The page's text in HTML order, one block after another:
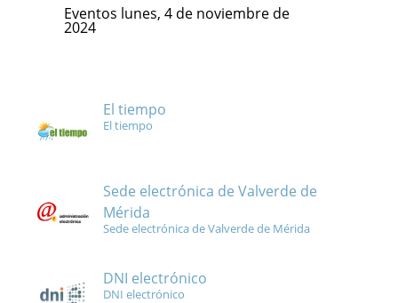
Eventos lunes, 4 de noviembre de
2024
El tiempo
El tiempo
Sede electrónica de Valverde de
Mérida
Sede electrónica de Valverde de Mérida
DNI electrónico
DNI electrónico